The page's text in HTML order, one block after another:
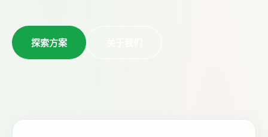
探索方案